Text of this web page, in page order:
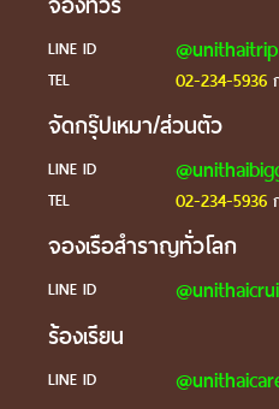
LINE ID @unithaitrip
TEL
02-234-5936
จัดกรุ๊ปเหมา/ส่วนตัว
LINE ID
TEL 02-234-5936
จองเรือสำราญทั่วโลก
LINE ID
ร้องเรียน
LINE ID